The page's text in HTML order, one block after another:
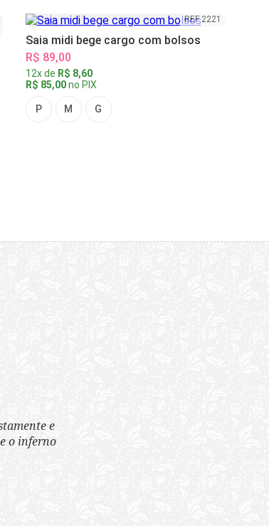
REF 2221
Saia midi bege cargo com bolsos
R$ 89,00
12x de R$ 8,60
R$ 85,00no PIX
P M G
e
o inferno